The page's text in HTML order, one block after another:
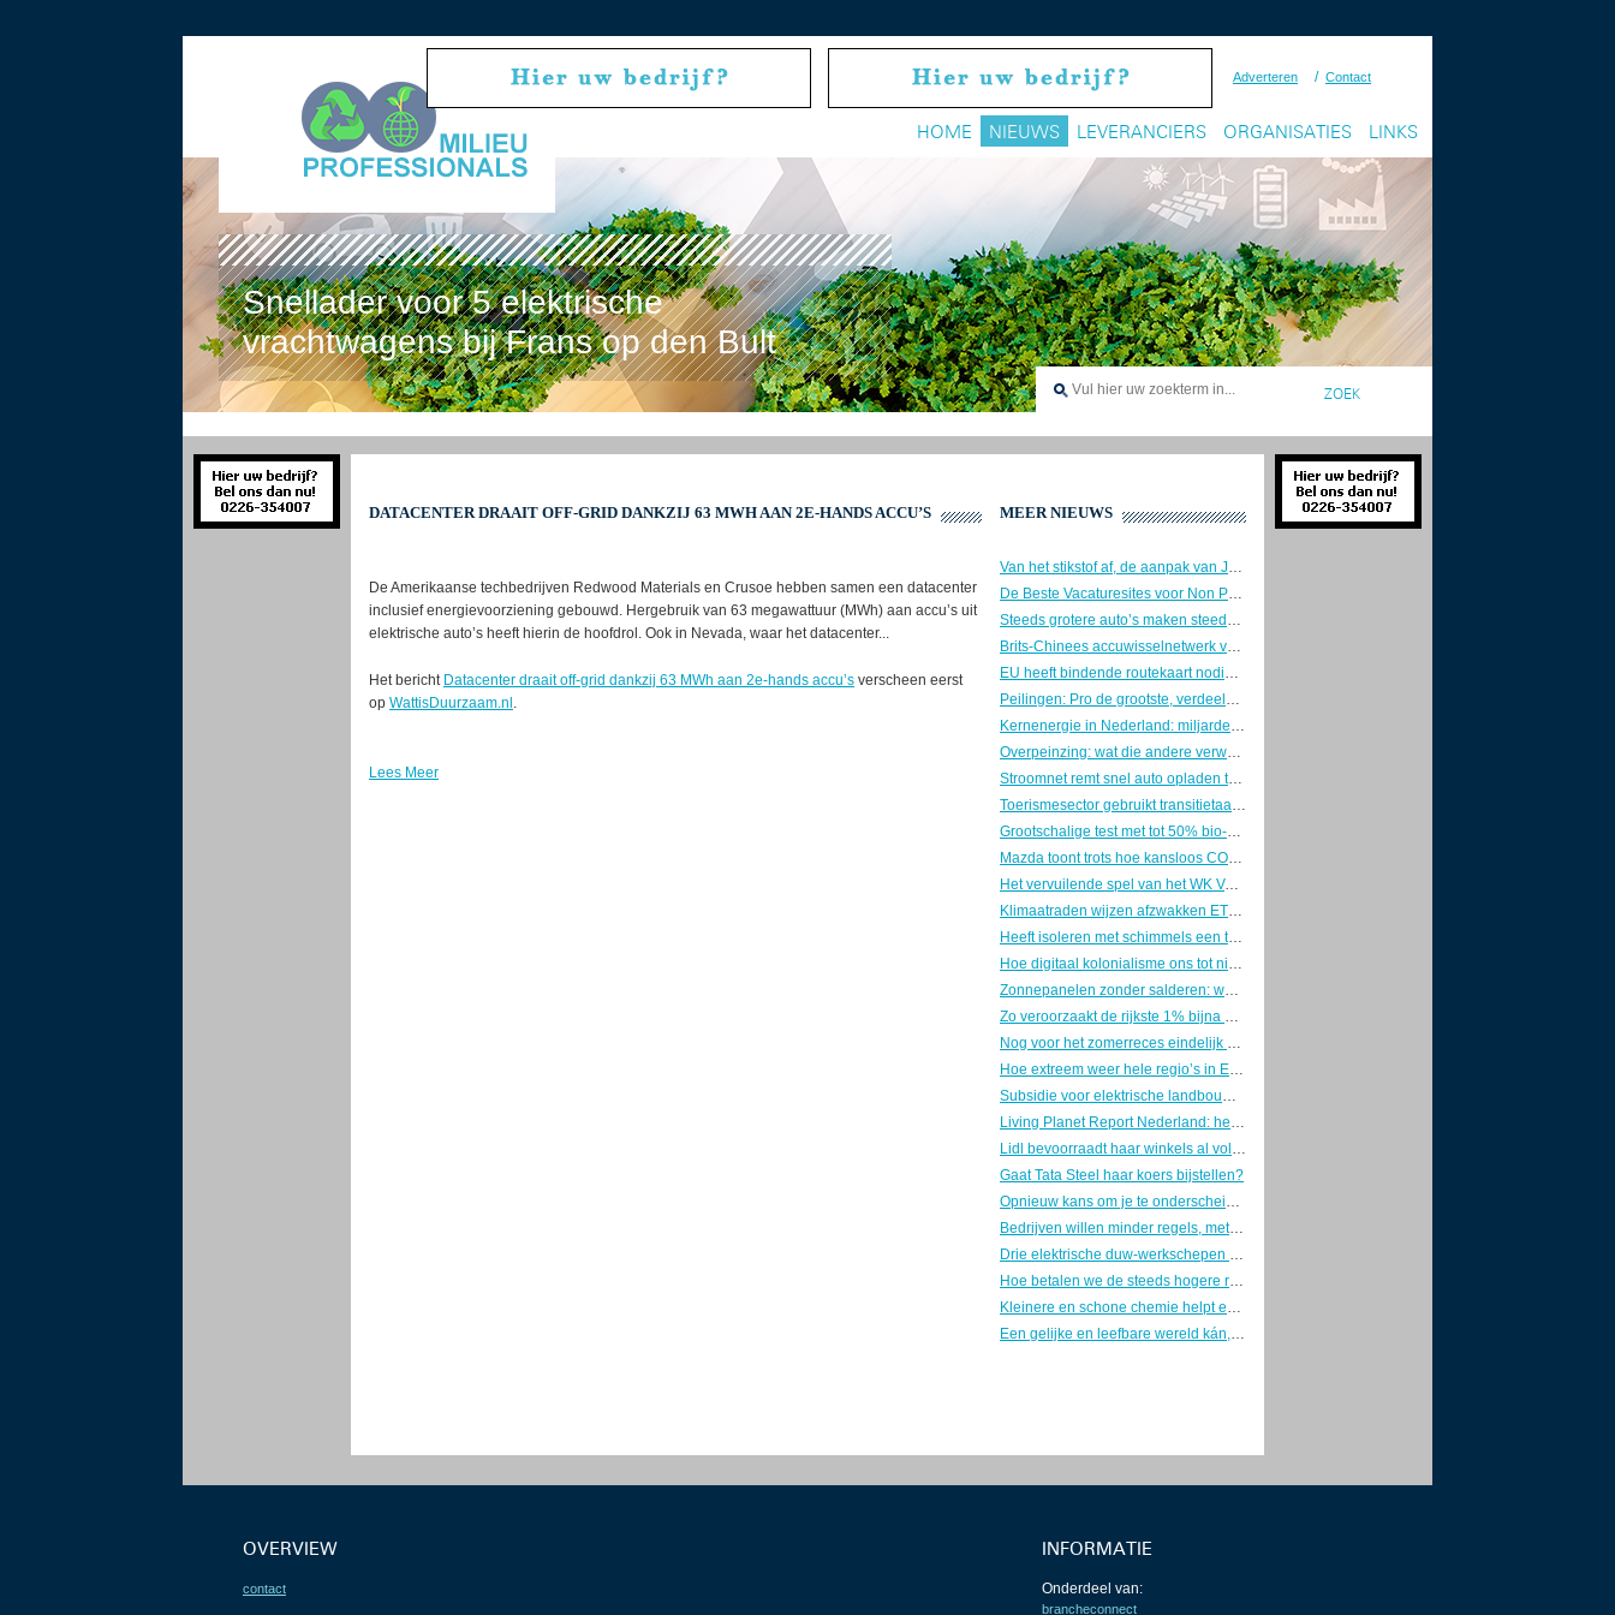
Adverteren / Contact
HOME NIEUWS LEVERANCIERS ORGANISATIES LINKS
Snellader voor 5 elektrische
vrachtwagens bij Frans op den Bult
DATACENTER DRAAIT OFF-GRID DANKZIJ 63 MWH AAN 2E-HANDS ACCU’S
De Amerikaanse techbedrijven Redwood Materials en Crusoe hebben samen een datacenter
inclusief energievoorziening gebouwd. Hergebruik van 63 megawattuur (MWh) aan accu’s uit
elektrische auto’s heeft hierin de hoofdrol. Ook in Nevada, waar het datacenter...
Het bericht Datacenter draait off-grid dankzij 63 MWh aan 2e-hands accu’s verscheen eerst
op WattisDuurzaam.nl .
Lees Meer
MEER NIEUWS
Van het stikstof af, de aanpak van Jetten
De Beste Vacaturesites voor Non Profits en Impact Vacatures
Steeds grotere auto’s maken steeds meer slachtoffers
Brits-Chinees accuwisselnetwerk voor Europees vrachtverkeer
EU heeft bindende routekaart nodig voor afbouw fossiele subsidies
Peilingen: Pro de grootste, verdeeld rechts wint
Kernenergie in Nederland: miljardendroom zonder locatie, zonder geld en zonder plan
Overpeinzing: wat die andere verwoesting met de liefde voor je leven doet
Stroomnet remt snel auto opladen thuis
Toerismesector gebruikt transitietaal, maar verandert nauwelijks
Grootschalige test met tot 50% bio-bitumen op wegen door heel NL
Mazda toont trots hoe kansloos CO2-opslag tijdens het rijden is
Het vervuilende spel van het WK Voetbal 2026
Klimaatraden wijzen afzwakken ETS systeem af in oproep aan EU
Heeft isoleren met schimmels een toekomst?
Hoe digitaal kolonialisme ons tot nieuwe slaven maakt
Zonnepanelen zonder salderen: wat blijft er over van je rendement?
Zo veroorzaakt de rijkste 1% bijna 1 biljoen dollar klimaatschade per jaar
Nog voor het zomerreces eindelijk een heldere afstandsnorm?
Hoe extreem weer hele regio’s in Europa onverzekerbaar maakt
Subsidie voor elektrische landbouwvoertuigen erg in trek
Living Planet Report Nederland: herstel Nederlandse zoetwaternatuur valt stil
Lidl bevoorraadt haar winkels al volgend jaar 100% elektrisch
Gaat Tata Steel haar koers bijstellen?
Opnieuw kans om je te onderscheiden op CO2-reductie in de bouw
Bedrijven willen minder regels, met meer problemen als gevolg
Drie elektrische duw-werkschepen tegelijk in aanbouw
Hoe betalen we de steeds hogere rekening van kunstmatige intelligentie?
Kleinere en schone chemie helpt economie en klimaat
Een gelijke en leefbare wereld kán, maar hoe realiseer je die?
OVERVIEW
contact
INFORMATIE
Onderdeel van:
brancheconnect